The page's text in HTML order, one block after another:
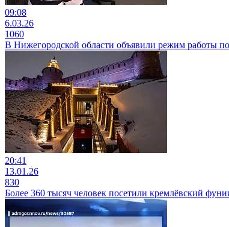
09:08
6.03.26
1060
В Нижегородской области объявили режим работы
20:41
13.01.26
830
Более 360 тысяч человек посетили кремлёвский